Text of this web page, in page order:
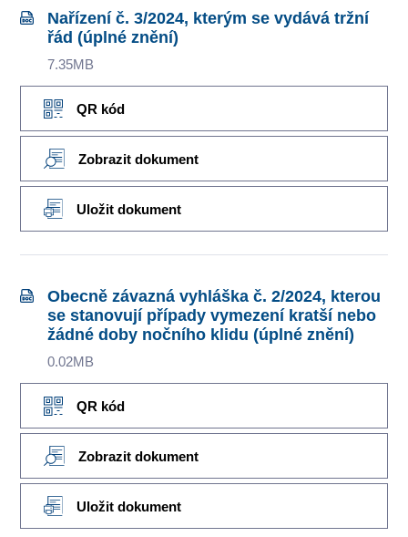
Nařízení č. 3/2024, kterým se vydává tržní
řád (úplné znění)
7.35MB
QR kód
Zobrazit dokument
Uložit dokument
Obecně závazná vyhláška č. 2/2024, kterou
se stanovují případy vymezení kratší nebo
žádné doby nočního klidu (úplné znění)
0.02MB
QR kód
Zobrazit dokument
Uložit dokument